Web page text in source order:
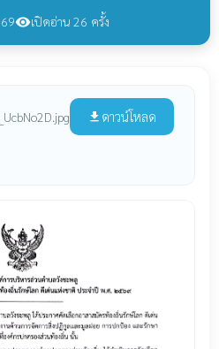
visibilityเปิดอ่าน 26 ครั้ง
file_download ดาวน์โหลด